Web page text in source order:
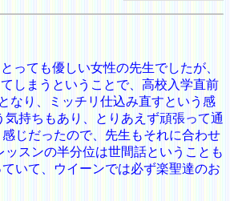
っても優しい女性の先生でしたが、
しまうということで、高校入学直前
なり、ミッチリ仕込み直すという感
持ちもあり、とりあえず頑張って通
じだったので、先生もそれに合わせ
スンの半分位は世間話ということも
いて、ウイーンでは必ず楽聖達のお